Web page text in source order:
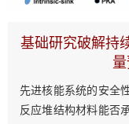
基础研究破解持
先进核能系统的安全
反应堆结构材料能否